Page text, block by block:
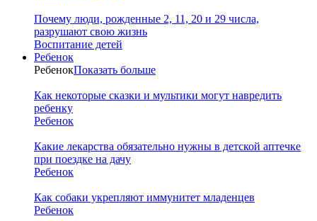
Почему люди, рожденные 2, 11, 20 и 29 числа,
разрушают свою жизнь
Воспитание детей
Ребенок
РебенокПоказать больше
Как некоторые сказки и мультики могут навредить
ребенку
Ребенок
Какие лекарства обязательно нужны в детской аптечке
при поездке на дачу
Ребенок
Как собаки укрепляют иммунитет младенцев
Ребенок